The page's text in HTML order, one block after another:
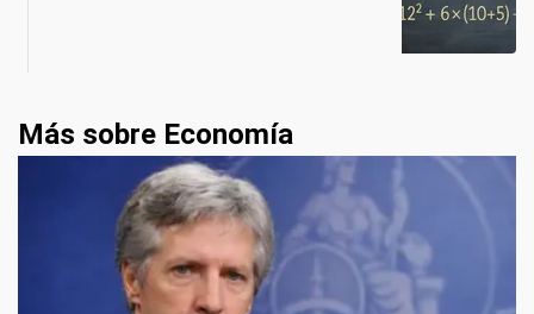
Más sobre Economía